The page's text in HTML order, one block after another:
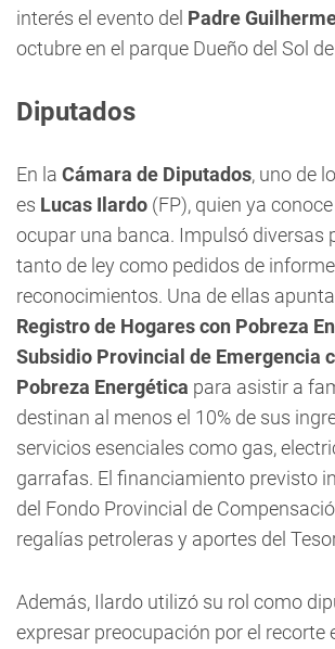
interés el evento del Padre
octubre en el parque Dueño del Sol
Diputados
En la Cámara de Diputados, uno de
es Lucas Ilardo (FP), quien ya
ocupar una banca. Impulsó diversas
tanto de ley como pedidos de
reconocimientos. Una de ellas apunta
Registro de Hogares con Pobreza
Subsidio Provincial de Emergencia
Pobreza Energética para asistir a
destinan al menos el 10% de sus
servicios esenciales como gas,
garrafas. El financiamiento previsto
del Fondo Provincial de
regalías petroleras y aportes del
Además, Ilardo utilizó su rol como
expresar preocupación por el recorte